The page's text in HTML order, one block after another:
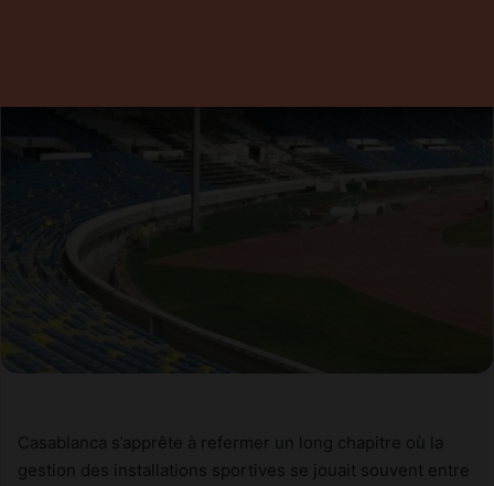
Casablanca s’apprête à refermer un long chapitre où la
gestion des installations sportives se jouait souvent entre